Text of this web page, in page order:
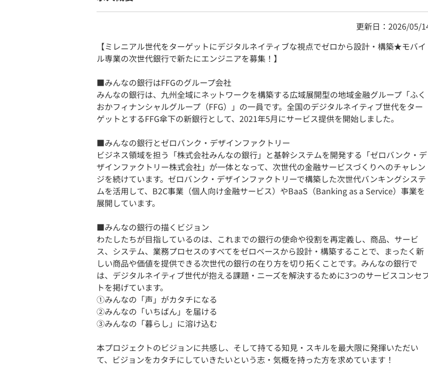
更新日：2026/05/
【ミレニアル世代をターゲットにデジタルネイティブな視点でゼロから設計・構築★モバイ
ル専業の次世代銀行で新たにエンジニアを募集！】
■みんなの銀行はFFGのグループ会社
みんなの銀行は、九州全域にネットワークを構築する広域展開型の地域金融グループ「ふく
おかフィナンシャルグループ（FFG）」の一員です。全国のデジタルネイティブ世代をター
ゲットとするFFG傘下の新銀行として、2021年5月にサービス提供を開始しました。
■みんなの銀行とゼロバンク・デザインファクトリー
ビジネス領域を担う「株式会社みんなの銀行」と基幹システムを開発する「ゼロバンク・デ
ザインファクトリー株式会社」が一体となって、次世代の金融サービスづくりへのチャレン
ジを続けています。ゼロバンク・デザインファクトリーで構築した次世代バンキングシステ
ムを活用して、B2C事業（個人向け金融サービス）やBaaS（Banking as a Service）事業を
展開しています。
■みんなの銀行の描くビジョン
わたしたちが目指しているのは、これまでの銀行の使命や役割を再定義し、商品、サービ
ス、システム、業務プロセスのすべてをゼロベースから設計・構築することで、まったく新
しい商品や価値を提供できる次世代の銀行の在り方を切り拓くことです。みんなの銀行で
は、デジタルネイティブ世代が抱える課題・ニーズを解決するために3つのサービスコンセ
トを掲げています。
①みんなの「声」がカタチになる
②みんなの「いちばん」を届ける
③みんなの「暮らし」に溶け込む
本プロジェクトのビジョンに共感し、そして持てる知見・スキルを最大限に発揮いただい
て、ビジョンをカタチにしていきたいという志・気概を持った方を求めています！